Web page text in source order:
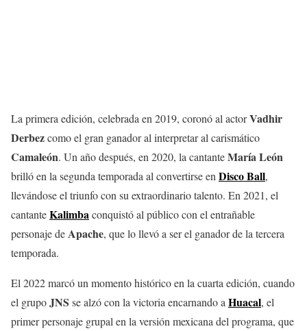
La primera edición, celebrada en 2019, coronó al actorVadhir
Derbezcomo el gran ganador al interpretar al carismático
Camaleón. Un año después, en 2020, la cantanteMaría León
brilló en la segunda temporada al convertirse en Disco Ball,
llevándose el triunfo con su extraordinario talento. En 2021, el
cantanteKalimbaconquistó al público con el entrañable
personaje deApache, que lo llevó a ser el ganador de la tercera
temporada.
El 2022 marcó un momento histórico en la cuarta edición, cuando
el grupoJNS se alzó con la victoria encarnando a Huacal, el
primer personaje grupal en la versión mexicana del programa, que